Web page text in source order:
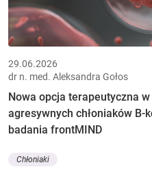
29.06.2026
dr n. med. Aleksandra Gołos
Nowa opcja terapeutyczna
agresywnych chłoniaków B-
badania frontMIND
Chłoniaki